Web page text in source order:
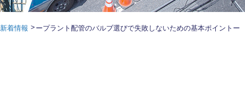
新着情報 ープラント配管のバルブ選びで失敗しないための基本ポイントー